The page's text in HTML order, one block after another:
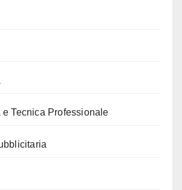
Tecnica Professionale